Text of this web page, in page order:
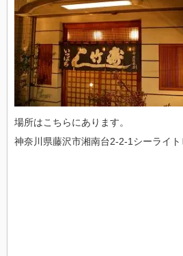
場所はこちらにあります。
神奈川県藤沢市湘南台2-2-1シーライト